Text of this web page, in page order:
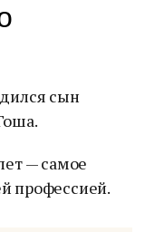
сын
— самое
профессией.